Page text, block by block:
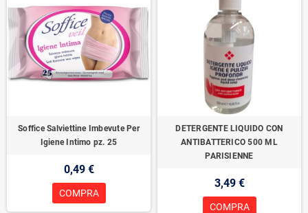
Soffice Salviettine Imbevute Per
Igiene Intimo pz. 25
0,49 €
COMPRA
DETERGENTE LIQUIDO CON
ANTIBATTERICO 500 ML
PARISIENNE
3,49 €
COMPRA